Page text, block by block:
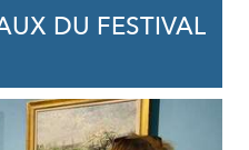
DU FESTIVAL